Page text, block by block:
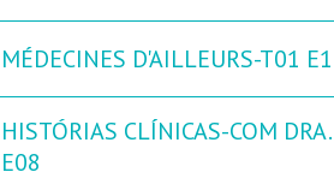
MÉDECINES D'AILLEURS-T01
HISTÓRIAS CLÍNICAS-COM
E08